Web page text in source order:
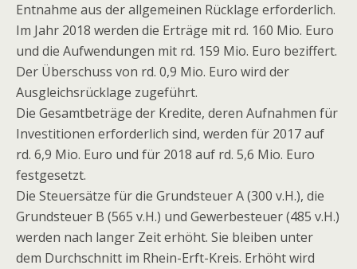
Entnahme aus der allgemeinen Rücklage erforderlich.
Im Jahr 2018 werden die Erträge mit rd. 160 Mio. Euro
und die Aufwendungen mit rd. 159 Mio. Euro beziffert.
Der Überschuss von rd. 0,9 Mio. Euro wird der
Ausgleichsrücklage zugeführt.
Die Gesamtbeträge der Kredite, deren Aufnahmen für
Investitionen erforderlich sind, werden für 2017 auf
rd. 6,9 Mio. Euro und für 2018 auf rd. 5,6 Mio. Euro
festgesetzt.
Die Steuersätze für die Grundsteuer A (300 v.H.), die
Grundsteuer B (565 v.H.) und Gewerbesteuer (485 v.H.)
werden nach langer Zeit erhöht. Sie bleiben unter
dem Durchschnitt im Rhein-Erft-Kreis. Erhöht wird